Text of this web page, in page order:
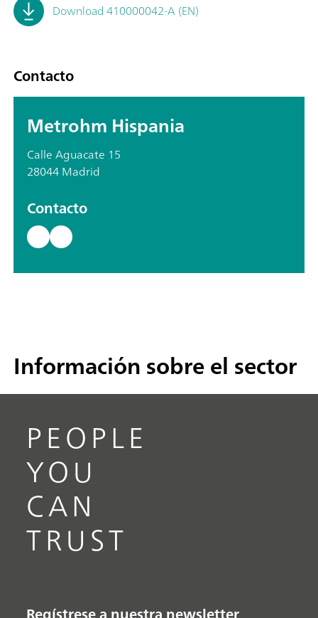
Download 410000042-A (EN)
Contacto
Metrohm Hispania
Calle Aguacate 15
28044 Madrid
Contacto
Información sobre el sector
PEOPLE
YOU
CAN
TRUST